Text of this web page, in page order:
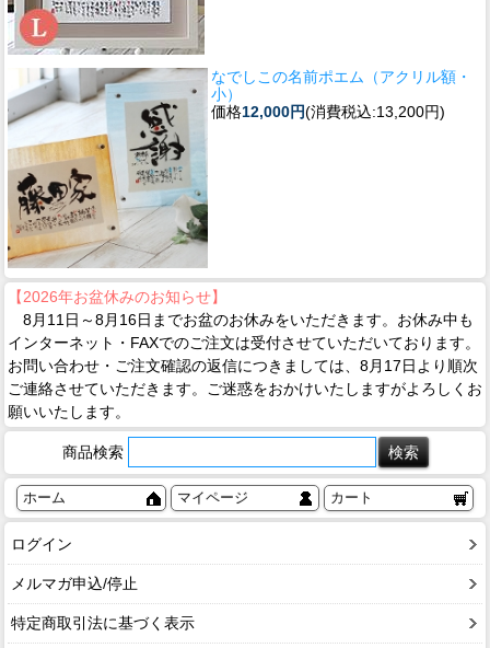
なでしこの名前ポエム（アクリル額・
小）
価格12,000円(消費税込:13,200円)
【2026年お盆休みのお知らせ】
8月11日～8月16日までお盆のお休みをいただきます。お休み中も
インターネット・FAXでのご注文は受付させていただいております。
お問い合わせ・ご注文確認の返信につきましては、8月17日より順次
ご連絡させていただきます。ご迷惑をおかけいたしますがよろしくお
願いいたします。
商品検索
ホーム マイページ カート
ログイン
メルマガ申込/停止
特定商取引法に基づく表示